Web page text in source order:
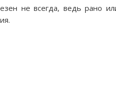
не всегда, ведь рано